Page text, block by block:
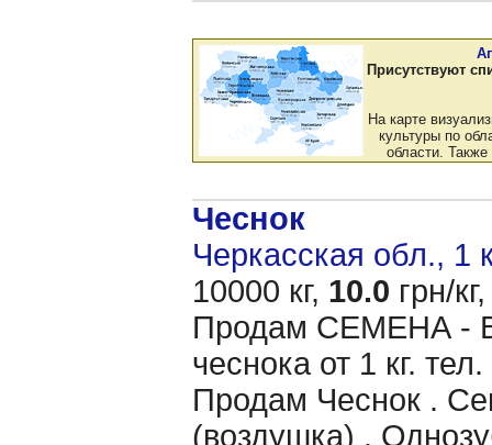
Присутствуют
На карте
культуры по
области. Также
Чеснок
Черкасская обл., 1
10000 кг, 10.0 грн/кг,
Продам CЕМЕНА -
чеснока от 1 кг.
Продам Чеснок .
(воздушка) .